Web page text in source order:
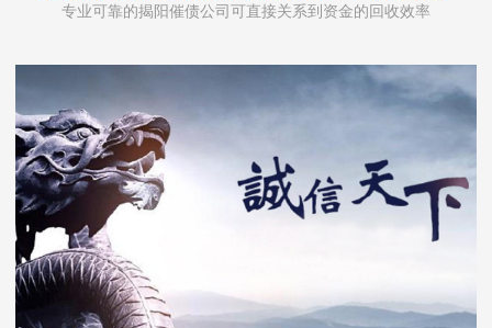
专业可靠的揭阳催债公司可直接关系到资金的回收效率